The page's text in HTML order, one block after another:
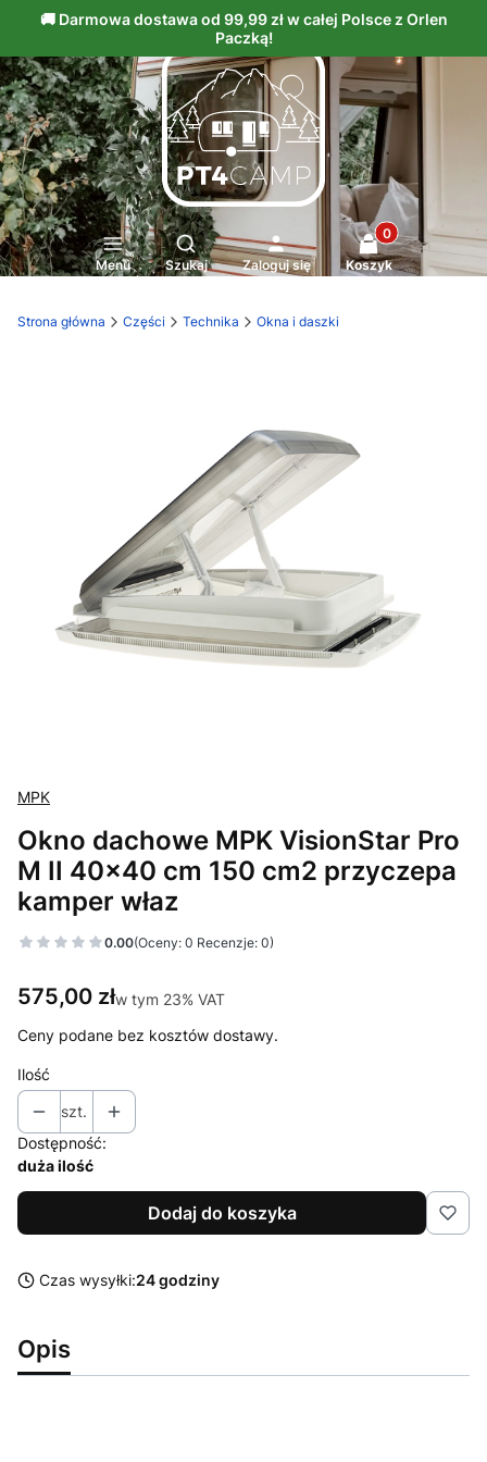
Menu
Otwórz wyszukiwarkę
Szukaj Zaloguj się
Produkty w
Koszyk
Strona główna Części Technika Okna i daszki
MPK
Okno dachowe MPK VisionStar Pro
M II 40x40 cm 150 cm2 przyczepa
kamper właz
0.00(Oceny: 0 Recenzje: 0)
Cena
575,00 złw tym 23% VAT
w tym 23% VAT
Ceny podane bez kosztów dostawy.
Ilość
szt.
Dostępność:
duża ilość
Dodaj do koszyka
Czas wysyłki:24 godziny
Opis